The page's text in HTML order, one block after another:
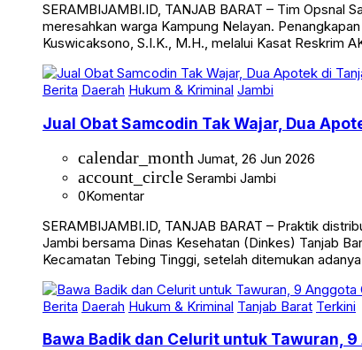
SERAMBIJAMBI.ID, TANJAB BARAT – Tim Opsnal
meresahkan warga Kampung Nelayan.
Kuswicaksono, S.I.K., M.H., melalui Kasat Reskrim
Berita Daerah Hukum & Kriminal Jambi
Jual Obat Samcodin Tak Wajar, Dua
calendar_month Jumat, 26 Jun 2026
account_circle Serambi Jambi
0Komentar
SERAMBIJAMBI.ID, TANJAB BARAT – Praktik
Jambi bersama Dinas Kesehatan (Dinkes) Tanjab
Kecamatan Tebing Tinggi, setelah ditemukan
Berita Daerah Hukum & Kriminal Tanjab Barat Terkini
Bawa Badik dan Celurit untuk Tawuran,